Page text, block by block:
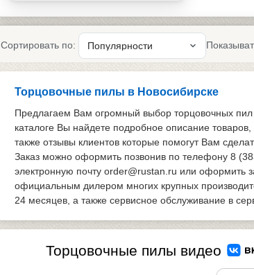
Сортировать по:
Торцовочные пилы в Новосибирске
Предлагаем Вам огромный выбор торцовочных
каталоге Вы найдете подробное описание
также отзывы клиентов которые помогут Вам
Заказ можно оформить позвонив по телефону 8
электронную почту order@rustan.ru или оформить
официальным дилером многих крупных
24 месяцев, а также сервисное обслуживание в
Торцовочные пилы видео